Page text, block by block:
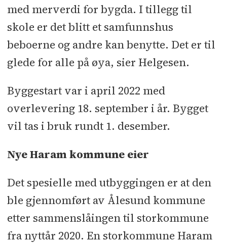
med merverdi for bygda. I tillegg til
skole er det blitt et samfunnshus
beboerne og andre kan benytte. Det er til
glede for alle på øya, sier Helgesen.
Byggestart var i april 2022 med
overlevering 18. september i år. Bygget
vil tas i bruk rundt 1. desember.
Nye Haram kommune eier
Det spesielle med utbyggingen er at den
ble gjennomført av Ålesund kommune
etter sammenslåingen til storkommune
fra nyttår 2020. En storkommune Haram